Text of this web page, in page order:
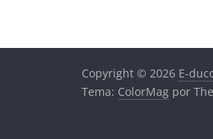
Copyright © 2026 E-
Tema: ColorMag por